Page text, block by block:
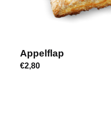
Appelflap
€2,80